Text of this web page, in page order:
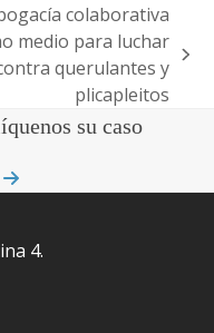
colaborativa
medio para luchar
querulantes y
plicapleitos
su caso
4.